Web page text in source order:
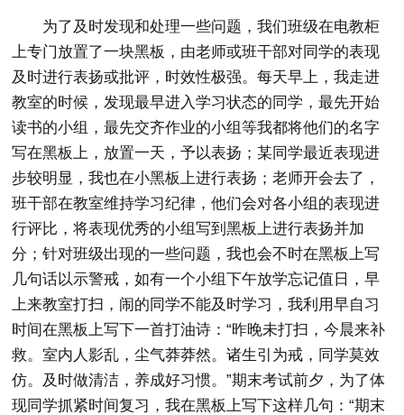
为了及时发现和处理一些问题，我们班级在电教柜
上专门放置了一块黑板，由老师或班干部对同学的表现
及时进行表扬或批评，时效性极强。每天早上，我走进
教室的时候，发现最早进入学习状态的同学，最先开始
读书的小组，最先交齐作业的小组等我都将他们的名字
写在黑板上，放置一天，予以表扬；某同学最近表现进
步较明显，我也在小黑板上进行表扬；老师开会去了，
班干部在教室维持学习纪律，他们会对各小组的表现进
行评比，将表现优秀的小组写到黑板上进行表扬并加
分；针对班级出现的一些问题，我也会不时在黑板上写
几句话以示警戒，如有一个小组下午放学忘记值日，早
上来教室打扫，闹的同学不能及时学习，我利用早自习
时间在黑板上写下一首打油诗：“昨晚未打扫，今晨来补
救。室内人影乱，尘气莽莽然。诸生引为戒，同学莫效
仿。及时做清洁，养成好习惯。”期末考试前夕，为了体
现同学抓紧时间复习，我在黑板上写下这样几句：“期末